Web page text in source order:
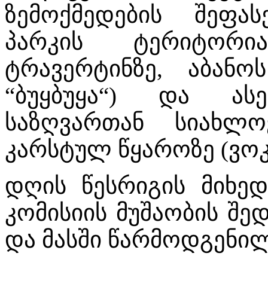
ზემოქმედების
პარკის
ტრავერტინზე,
“ბუყბუყა“) და
საზღვართან
კარსტულ წყაროზე
დღის წესრიგის
კომისიის მუშაობის
და მასში